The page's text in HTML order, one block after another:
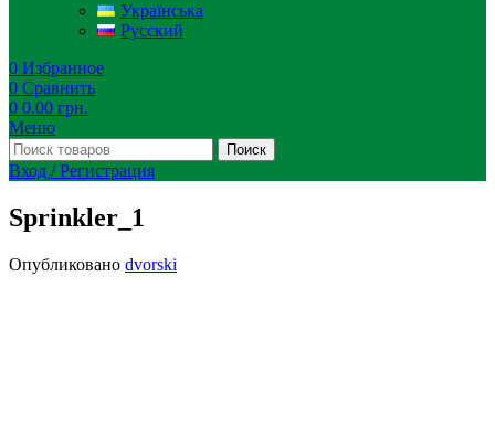
Українська
Русский
0 Избранное
0 Сравнить
0 0.00 грн.
Меню
Поиск
Вход / Регистрация
Sprinkler_1
Опубликовано dvorski